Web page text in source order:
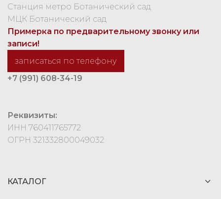
Станция метро Ботанический сад
МЦК Ботанический сад
Примерка по предварительному звонку или
записи!
записаться по телефону
+7 (991) 608-34-19
Реквизиты:
ИНН 760411765772
ОГРН 321332800049032
КАТАЛОГ